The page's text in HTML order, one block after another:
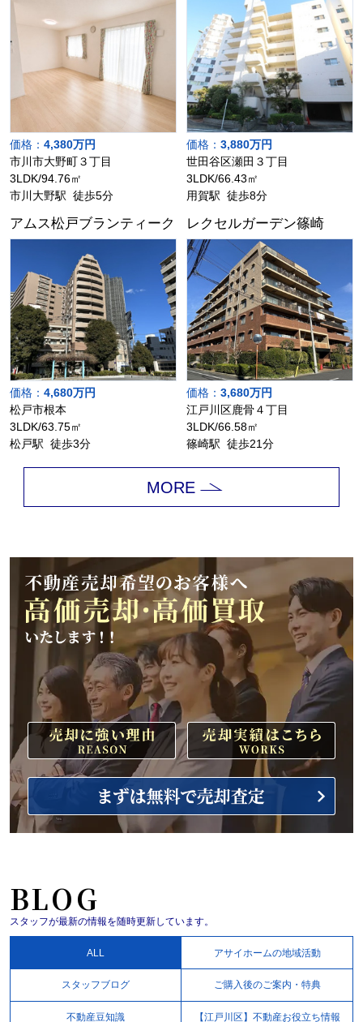
価格： 4,380万円
市川市大野町３丁目
3LDK/94.76㎡
市川大野駅 徒歩5分
価格： 3,880万円
世田谷区瀬田３丁目
3LDK/66.43㎡
用賀駅 徒歩8分
アムス松戸ブランティーク
価格： 4,680万円
松戸市根本
3LDK/63.75㎡
松戸駅 徒歩3分
レクセルガーデン篠崎
価格： 3,680万円
江戸川区鹿骨４丁目
3LDK/66.58㎡
篠崎駅 徒歩21分
MORE
BLOG
スタッフが最新の情報を随時更新しています。
ALL アサイホームの地域活動
スタッフブログ ご購入後のご案内・特典
不動産豆知識 【江戸川区】不動産お役立ち情報